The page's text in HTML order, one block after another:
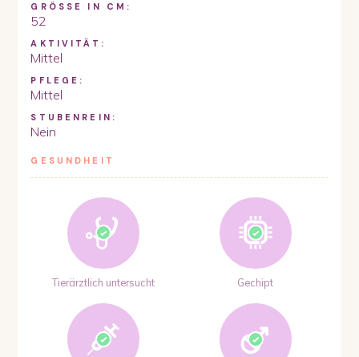
GRÖSSE IN CM:
52
AKTIVITÄT:
Mittel
PFLEGE:
Mittel
STUBENREIN:
Nein
GESUNDHEIT
Tierärztlich untersucht Gechipt